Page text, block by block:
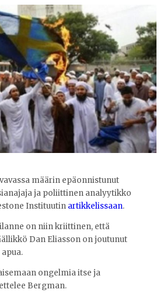
määrin epäonnistunut
ja poliittinen analyytikko
Instituutin artikkelissaan.
on niin kriittinen, että
Dan Eliasson on joutunut
ongelmia itse ja
Bergman.